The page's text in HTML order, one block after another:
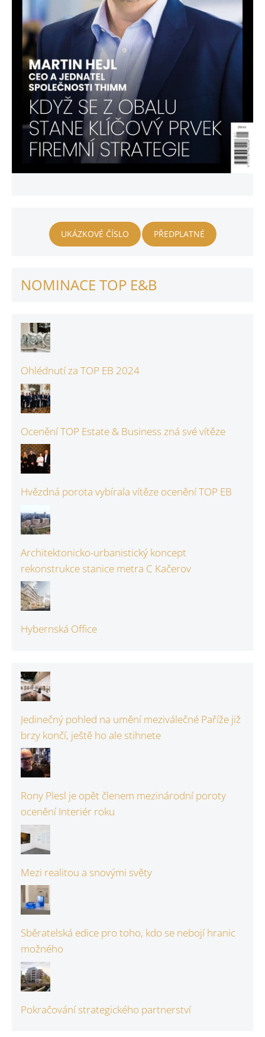
UKÁZKOVÉ ČÍSLO PŘEDPLATNÉ
NOMINACE TOP E&B
Ohlédnutí za TOP EB 2024
Ocenění TOP Estate & Business zná své vítěze
Hvězdná porota vybírala vítěze ocenění TOP EB
Architektonicko-urbanistický koncept
rekonstrukce stanice metra C Kačerov
Hybernská Office
Jedinečný pohled na umění meziválečné Paříže již
brzy končí, ještě ho ale stihnete
Rony Plesl je opět členem mezinárodní poroty
ocenění Interiér roku
Mezi realitou a snovými světy
Sběratelská edice pro toho, kdo se nebojí hranic
možného
Pokračování strategického partnerství